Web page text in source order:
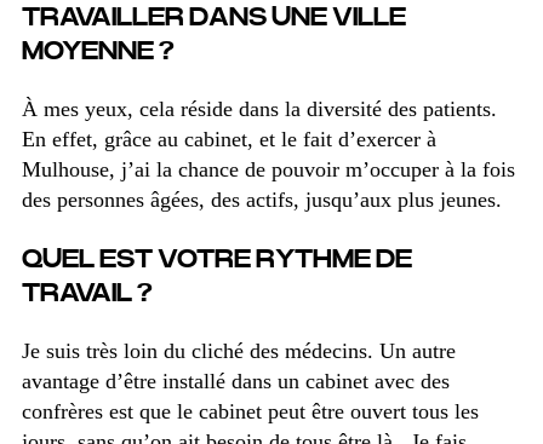
TRAVAILLER DANS UNE VILLE
MOYENNE ?
À mes yeux, cela réside dans la diversité des patients.
En effet, grâce au cabinet, et le fait d’exercer à
Mulhouse, j’ai la chance de pouvoir m’occuper à la fois
des personnes âgées, des actifs, jusqu’aux plus jeunes.
QUEL EST VOTRE RYTHME DE
TRAVAIL ?
Je suis très loin du cliché des médecins. Un autre
avantage d’être installé dans un cabinet avec des
confrères est que le cabinet peut être ouvert tous les